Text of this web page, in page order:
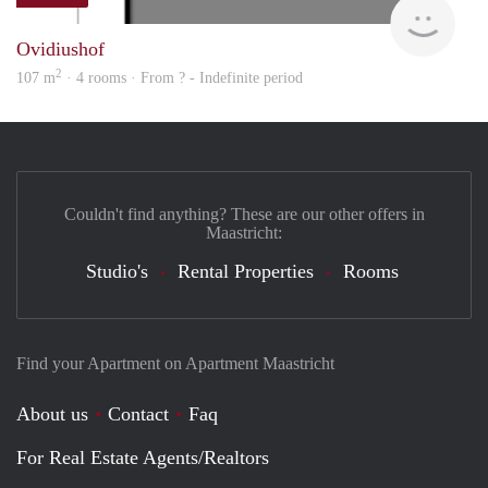
Ovidiushof
107 m2 · 4 rooms · From ? - Indefinite period
Find your Apartment on Apartment Maastricht
About us Contact
Faq
For Real Estate Agents/Realtors
Couldn't find anything? These are our other offers in
Maastricht:
Studio's Rental Properties Rooms